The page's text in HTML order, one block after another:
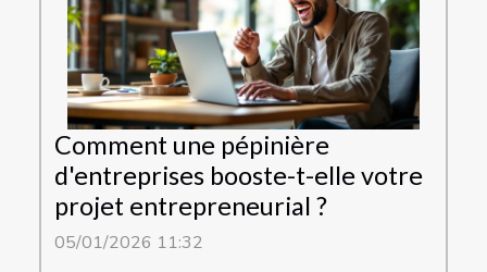
Comment une pépinière
d'entreprises booste-t-elle votre
projet entrepreneurial ?
05/01/2026 11:32